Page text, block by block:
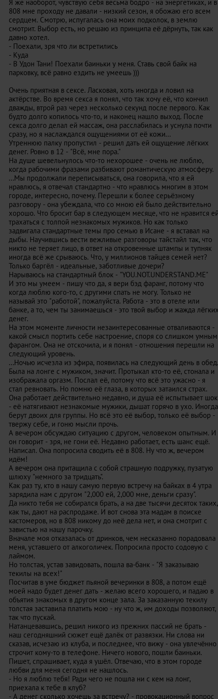
Я же наоборот, чувствую себя весьма бодро - на энергетиках, и в
808 мне проходу не давали - низкий сезон, я обожаю его всем
сердцем. Смотрю, испугалась она моих подколок, в землю
смотрит. Выбор есть, но решаю из принципа её дёрнуть, так как
давно хотел.
- Поехали, зря что ли встретились
- Куда
- В Удон Тани! Поехали баиньки у меня. Ставь свой байк на
парковку, всё равно ездить не умеешь )))
Очень приятная в сексе. Ласковая, хоть иногда и ловил на
актёрстве. Во время секса я понял, что так хочу её, что кончил
дважды, втрой раз через несколько секунд после первого. Как
будто долго копилось что-то, и наконец нашло выход. После
секса долго делал ей массаж, она расслабилась и уснула почти
сразу, но я наслаждался ощущениями от её кожи...
Утреннюю палку пропустил - решил дать ей ощущение лёгких
денег. Ровно в 12 - "Всё, мне пора."
На душе шевельнулось что-то нехорошее - очень не люблю,
когда рабочими фразами разбивают романтическую атмосферу.
...Мы продолжали переписываться, она говорила, что я ей
нравлюсь, я отвечал стандартно - что нравлюсь многим в этом
городе, интересно, почему. Перешли к более серьёзному
разговору - она убеждала, что со мною ей было действительно
хорошо. Что бросит бар в следующем месяце, что не нравится
трахаться с толпой незнакомых мужиков. Но как только
задвигала стандартные темы про семью в Исане - я вставал на
дыбы. Научившись вести вежливые разговоры тайстайл так, что
никто не теряет лицо, в ответ на откровенные штампы и тупняк
иногда всё же срываюсь. Что, у миллионов тайцев семей нет?
Только баргёл - идеальные, заботливые дочери?
Нарываюсь на стандартный блок - "YOU.NOT.UNDERSTAND.ME"
И это мы умеем - пишу что да, я вери бэд фаранг, потому что
когда люблю кого-то, с другими спать не могу. Только не
называй это "работой", пожалуйста. Работа - это в отеле или
банке, а то, чем ты занимаешься - это твой выбор и жажда
денег.
На этом моменте личности незаинтересованные отваливаются -
какой смысл портить себе настроение, споря со слишком умным
фарангом. Она не отскочила, и я понял - отношения перешли на
следующий уровень.
...Ночью исчезла из эфира, появилась на следующий день в обед.
Была на лонге с мужиком, значит. Протыкал кто-то её, стонала и
изображала оргазм. Послал её, потому что всё это ужасно - я
стал ревновать. Но помню её глаза, в которых затаился страх.
Она работает действительно недавно, и душа её испытывает шок
- её натягивают незнакомые мужики, дышат горячо в ухо. Иногда
берут двоих для группы. Но всё это её выбор, только её выбор -
твержу себе, и гоню мысли прочь.
А вечером обсуждаю ситуацию с другом, человеком опытным. И
он говорит - зря, не гони её. Недавно работает, есть шанс ещё.
Написал. Она попросила сводить её в 808. Ну что ж, вечером
идём!
А вечером она притащила с собой страшную подружку, пузатую
шлюху "немного за тридцать".
Как раз ту, кто в нашу самую первую встречу на байках в 4 утра
зарядила нам с другом "2,000 ей, 2,000 мне, деньги сразу".
Да никто тебя не собирался брать, а на две тысячи десяток таких,
как ты, дают на распродаже. И вот снова эта мадам в поиске
кастомеров, но в 808 никому до неё дела нет, и она смотрит с
завистью на нашу парочку.
Вначале моя отказалась от дринков, чем несказанно порадовала
меня, уставшего от алкоголичек. Попросила просто содовую с
лаймом.
Но толстая, устав завидовать, пошла ва-банк - "Я заказываю
текилы на всех!"
Посчитав в уме бюджет пьяной вечеринки в 808, а потом ещё
моей надо будет денег дать - желаю всего хорошего, и падаю в
объятия знакомых в другом конце зала. За заказанную текилу
толстая заставила платить мою - ну что ж, им доходы позволяют,
так что пускай.
Натанцевавшись, решил никого из прежних пассий не брать -
наш сегодняшний сюжет ещё далёк от развязки. Ни слова ни
сказав, исчезаю из клуба, и последнее, что вижу - она увлечённо
строчит кому-то в телефоне. Ничего нового, пошли баиньки.
Пишет, спрашивает, куда я ушёл. Отвечаю, что в этом городе
любви для меня сегодня не нашлось.
- Но я люблю тебя! Ради чего не пошла ни с кем на лонг,
приехала к тебе в клуб?
- А денег сколько хочешь за встречу? - провокационный вопрос